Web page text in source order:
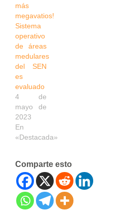
más
megavatios!
Sistema
operativo
de áreas
medulares
del SEN
es
evaluado
4 de
mayo de
2023
En
«Destacada»
Comparte esto